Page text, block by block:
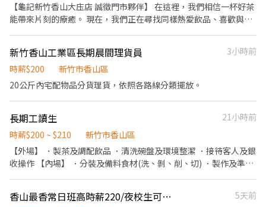
【龜記新竹香山大庒店 誠徵門市夥伴】 在這裡，我們相信一杯好茶
能帶來片刻的療癒。 現在，我們正在尋找同樣熱愛飲品、喜歡與人
（享員工飲品福利） 📌 工作內容｜門市服務、飲品製作、環境維
護、外送煮茶 ✨ 我們希望你： － 喜歡團隊合作，做事細心負責 －
對飲品製作充滿好奇心 － 想在質感品牌中成長與學習 加入我們，
新竹香山工業區長期晨間理貨員
3小時前
時薪$200
新竹市香山區
20公斤內宅配物品分貨理貨，依照各路線分類擺放。
長期工讀生
21小時前
時薪$200 ~ $210
新竹市香山區
【外場】 ．製茶及調配飲品 ．清洗碗盤及環境整潔 ．接待客人及銀
收操作 【內場】 ．分裝及備料食材(洗、剝、削、切) ．製作及準備
香山最香常日班高時薪220/夜校生可/週休二日
5天前